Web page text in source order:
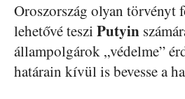
Oroszország olyan törvényt
lehetővé teszi Putyin
állampolgárok „védelme”
határain kívül is bevesse a